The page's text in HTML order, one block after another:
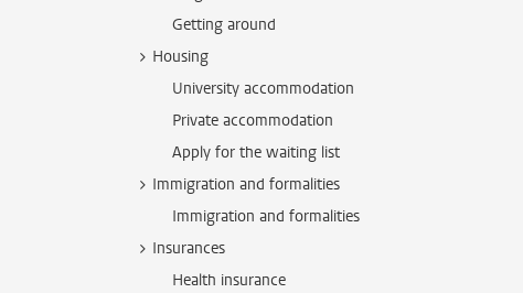
Getting around
Housing
University accommodation
Private accommodation
Apply for the waiting list
Immigration and formalities
Immigration and formalities
Insurances
Health insurance